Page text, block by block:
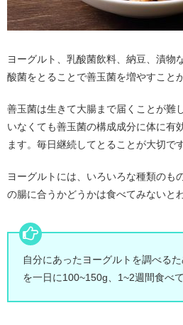
ヨーグルト、乳酸菌飲料、納豆、漬物
酸菌をとることで善玉菌を増やすこと
善玉菌は生きて大腸まで届くことが難
いなくても善玉菌の構成成分に体に有
ます。毎日継続してとることが大切です
ヨーグルトには、いろいろな種類のも
の腸に合うかどうかは食べてみないと
自分にあったヨーグルトを調べる
を一日に100~150g、1~2週間食べ